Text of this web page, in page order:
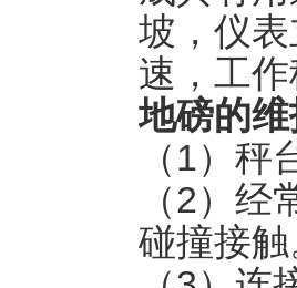
坡，仪
速，工
地磅的
（1）秤
（2）经
碰撞接